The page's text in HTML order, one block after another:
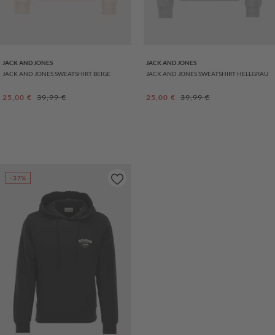
JACK AND JONES
JACK AND JONES SWEATSHIRT BEIGE
Verkaufspreis:
25,00 € Regulärer Preis:
39,99 €
JACK AND JONES
JACK AND JONES SWEATSHIRT HELLGRAU
Verkaufspreis:
25,00 € Regulärer Preis:
39,99 €
-37%